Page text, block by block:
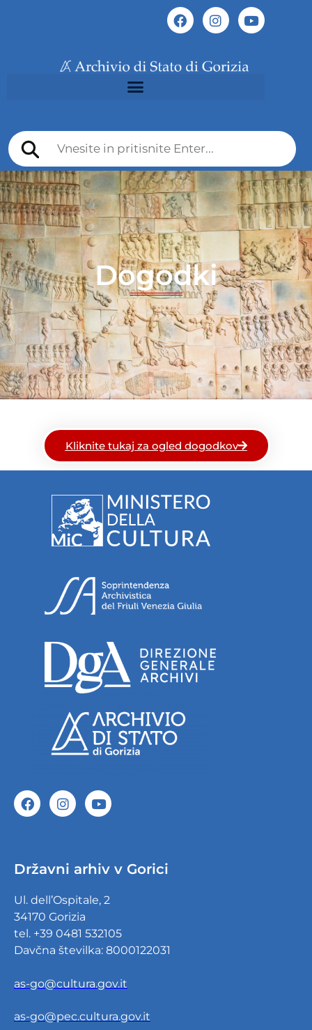
Dogodki
Kliknite tukaj za ogled dogodkov
Državni arhiv v Gorici
Ul. dell’Ospitale, 2
34170 Gorizia
tel. +39 0481 532105
Davčna številka: 8000122031
as-go@cultura.gov.it
as-go@pec.cultura.gov.it